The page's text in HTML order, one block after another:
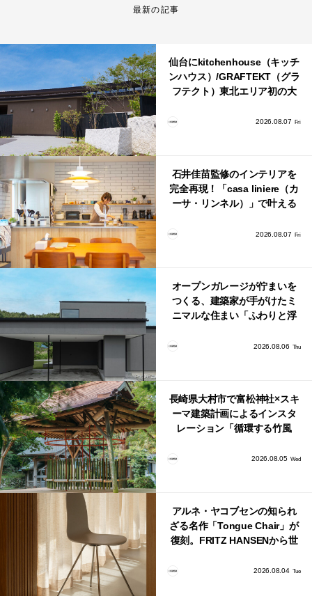
最新の記事
仙台にkitchenhouse（キッチ
ンハウス）/GRAFTEKT（グラ
フテクト）東北エリア初の大
2026.08.07 Fri
石井佳苗監修のインテリアを
完全再現！「casa liniere（カ
ーサ・リンネル）」で叶える
2026.08.07 Fri
オープンガレージが佇まいを
つくる、建築家が手がけたミ
ニマルな住まい「ふわりと浮
2026.08.06 Thu
長崎県大村市で富松神社×スキ
ーマ建築計画によるインスタ
レーション「循環する竹風
2026.08.05 Wed
アルネ・ヤコブセンの知られ
ざる名作「Tongue Chair」が
復刻。FRITZ HANSENから世
2026.08.04 Tue